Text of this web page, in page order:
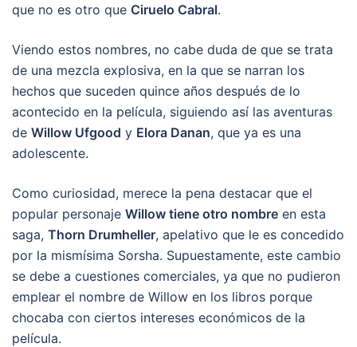
que no es otro que Ciruelo Cabral.
Viendo estos nombres, no cabe duda de que se trata
de una mezcla explosiva, en la que se narran los
hechos que suceden quince años después de lo
acontecido en la película, siguiendo así las aventuras
de Willow Ufgood y Elora Danan, que ya es una
adolescente.
Como curiosidad, merece la pena destacar que el
popular personaje Willow tiene otro nombre en esta
saga, Thorn Drumheller, apelativo que le es concedido
por la mismísima Sorsha. Supuestamente, este cambio
se debe a cuestiones comerciales, ya que no pudieron
emplear el nombre de Willow en los libros porque
chocaba con ciertos intereses económicos de la
película.